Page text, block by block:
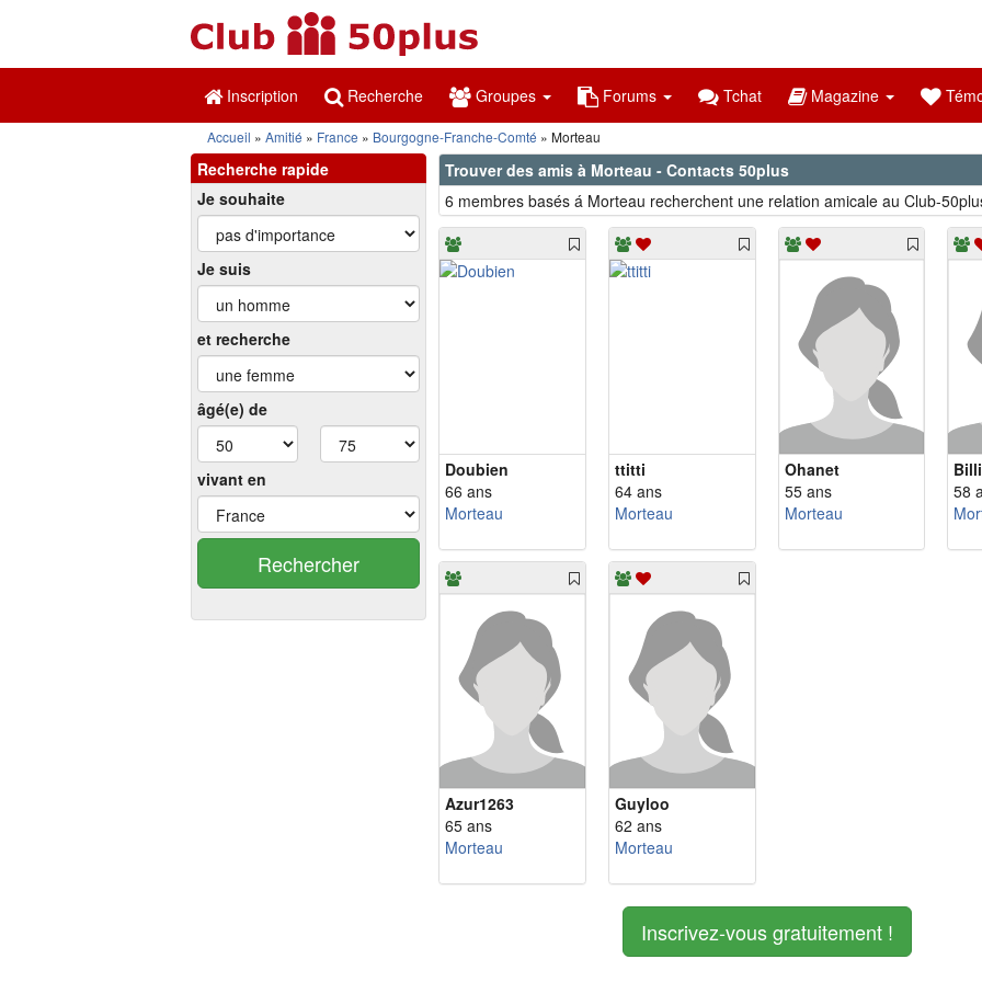
Inscription Recherche Groupes Forums Tchat Magazine
Accueil Amitié France Bourgogne-Franche-Comté Morteau
Recherche rapide
Je souhaite
Je suis
et recherche
âgé(e) de
vivant en
Rechercher
Trouver des amis à Morteau - Contacts 50plus
6 membres basés á Morteau recherchent une relation amicale au Club-
Doubien
66 ans
Morteau
ttitti
64 ans
Morteau
Ohanet
55 ans
Morteau
58
Azur1263
65 ans
Morteau
Guyloo
62 ans
Morteau
Inscrivez-vous gratuitement !